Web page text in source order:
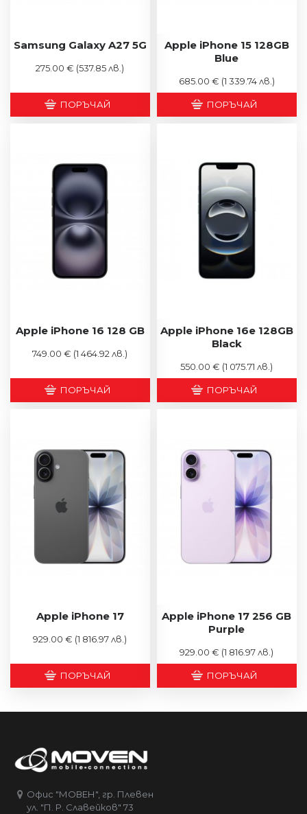
Samsung Galaxy A27 5G
275.00 € (537.85 лв.)
ПОРЪЧАЙ
Apple iPhone 15 128GB
Blue
685.00 € (1 339.74 лв.)
ПОРЪЧАЙ
Apple iPhone 16 128 GB
749.00 € (1 464.92 лв.)
ПОРЪЧАЙ
Apple iPhone 16e 128GB
Black
550.00 € (1 075.71 лв.)
ПОРЪЧАЙ
Apple iPhone 17
929.00 € (1 816.97 лв.)
ПОРЪЧАЙ
Apple iPhone 17 256 GB
Purple
929.00 € (1 816.97 лв.)
ПОРЪЧАЙ
Офис "МОВЕН", гр. Плевен
ул. "П. Р. Славейков" 73